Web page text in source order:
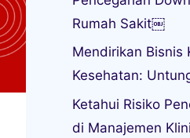
Rumah Sakit￼
Mendirikan Bisnis
Kesehatan:
Ketahui Risiko
di Manajemen